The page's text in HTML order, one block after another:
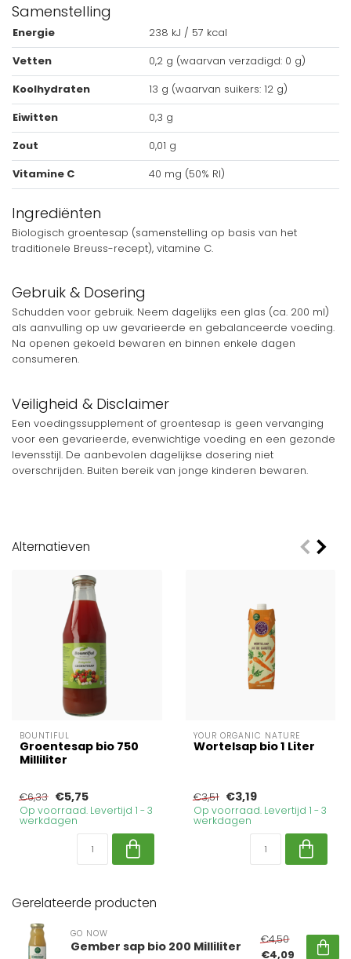
Samenstelling
Energie
238 kJ / 57 kcal
Vetten
0,2 g (waarvan verzadigd: 0 g)
Koolhydraten
13 g (waarvan suikers: 12 g)
Eiwitten
0,3 g
Zout
0,01 g
Vitamine C
40 mg (50% RI)
Ingrediënten
Biologisch groentesap (samenstelling op basis van het
traditionele Breuss-recept), vitamine C.
Gebruik & Dosering
Schudden voor gebruik. Neem dagelijks een glas (ca. 200 ml)
als aanvulling op uw gevarieerde en gebalanceerde voeding.
Na openen gekoeld bewaren en binnen enkele dagen
consumeren.
Veiligheid & Disclaimer
Een voedingssupplement of groentesap is geen vervanging
voor een gevarieerde, evenwichtige voeding en een gezonde
levensstijl. De aanbevolen dagelijkse dosering niet
overschrijden. Buiten bereik van jonge kinderen bewaren.
Alternatieven
BOUNTIFUL
Groentesap bio 750
Milliliter
€6,33 €5,75
Op voorraad. Levertijd 1 - 3
werkdagen
YOUR ORGANIC NATURE
Wortelsap bio 1 Liter
€3,51 €3,19
Op voorraad. Levertijd 1 - 3
werkdagen
Gerelateerde producten
GO NOW
Gember sap bio 200 Milliliter
€4,50
€4,09